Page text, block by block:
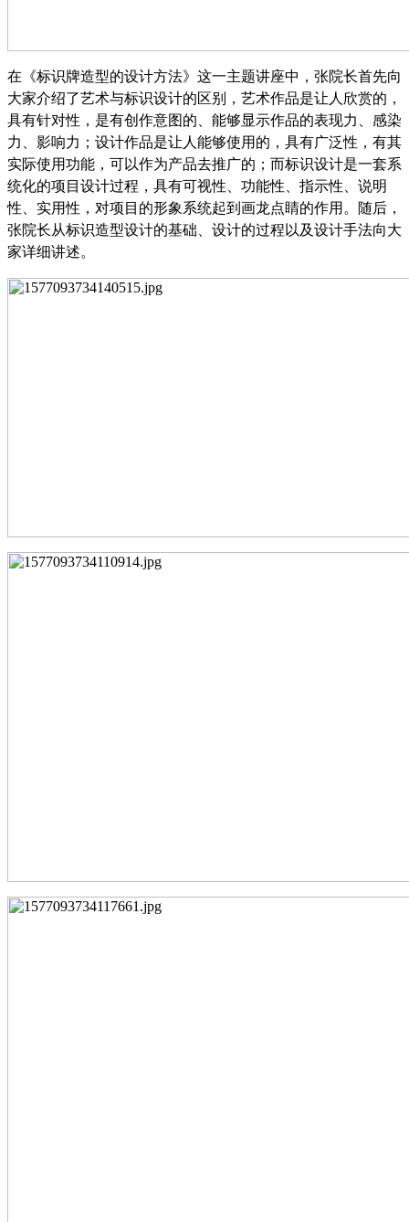
在《标识牌造型的设计方法》这一主题讲座中，张院长首先向
大家介绍了艺术与标识设计的区别，艺术作品是让人欣赏的，
具有针对性，是有创作意图的、能够显示作品的表现力、感染
力、影响力；设计作品是让人能够使用的，具有广泛性，有其
实际使用功能，可以作为产品去推广的；而标识设计是一套系
统化的项目设计过程，具有可视性、功能性、指示性、说明
性、实用性，对项目的形象系统起到画龙点睛的作用。随后，
张院长从标识造型设计的基础、设计的过程以及设计手法向大
家详细讲述。